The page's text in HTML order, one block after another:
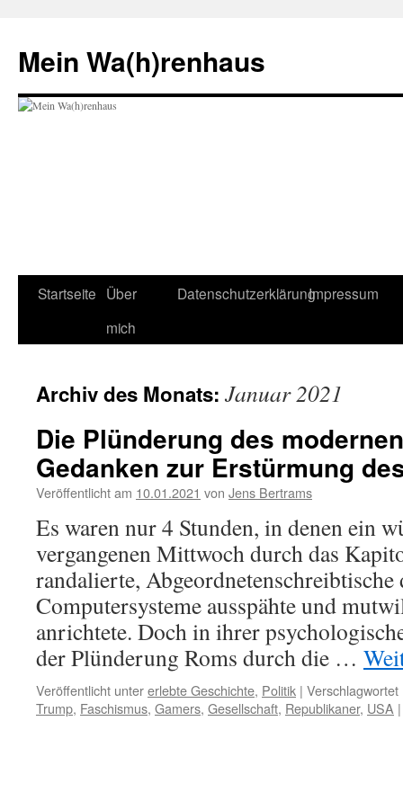
springen
Mein Wa(h)renhaus
Startseite Über
mich
DatenschutzerklärungImpressum
Archiv des Monats: Januar 2021
Die Plünderung des
Gedanken zur Erstürmung
Veröffentlicht am 10.01.2021 von Jens Bertrams
Es waren nur 4 Stunden, in denen ein
vergangenen Mittwoch durch das
randalierte, Abgeordnetenschreibtische
Computersysteme ausspähte und
anrichtete. Doch in ihrer
der Plünderung Roms durch die …
Veröffentlicht untererlebte Geschichte, Politik | Verschlagwortet
Trump, Faschismus, Gamers, Gesellschaft, Republikaner, USA |